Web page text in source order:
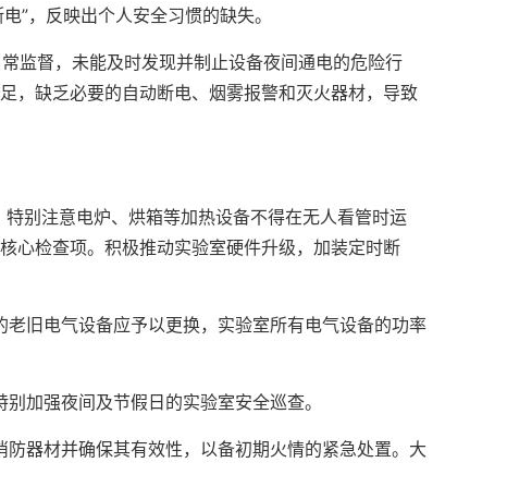
”，反映出个人安全习惯的缺失。
监督，未能及时发现并制止设备夜间通电的危险行
，缺乏必要的自动断电、烟雾报警和灭火器材，导致
别注意电炉、烘箱等加热设备不得在无人看管时运
心检查项。积极推动实验室硬件升级，加装定时断
旧电气设备应予以更换，实验室所有电气设备的功率
加强夜间及节假日的实验室安全巡查。
器材并确保其有效性，以备初期火情的紧急处置。大